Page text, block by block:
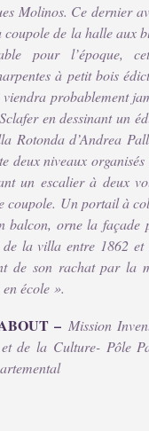
Molinos. Ce dernier
de la halle aux
pour l’époque,
à petit bois
probablement
en dessinant un
Rotonda d’Andrea
deux niveaux
un escalier à deux
coupole. Un portail à
balcon, orne la façade
la villa entre 1862 et
de son rachat par la
école ».
– Mission
de la Culture- Pôle